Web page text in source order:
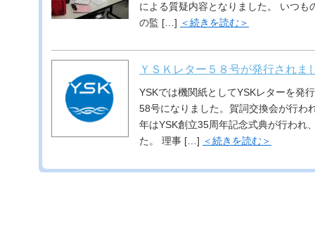
による質疑内容となりました。 いつ
の監 […] ＜続きを読む＞
ＹＳＫレター５８号が発行されま
YSKでは機関紙としてYSKレターを発
58号になりました。賀詞交換会が行わ
年はYSK創立35周年記念式典が行われ
た。 理事 […] ＜続きを読む＞